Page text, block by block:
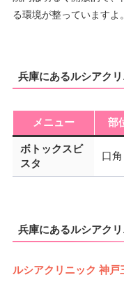
る環境が整っていますよ。
兵庫にあるルシアク
メニュー 部
ボトックスビ
スタ
口角
兵庫にあるルシアク
ルシアクリニック 神戸